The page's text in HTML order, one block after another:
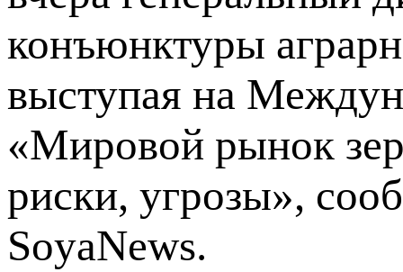
конъюнктуры
выступая на
«Мировой рынок
риски, угрозы»,
SoyaNews.